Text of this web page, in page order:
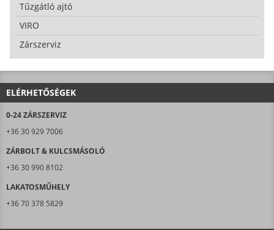
Tűzgátló ajtó
VIRO
Zárszerviz
ELÉRHETŐSÉGEK
0-24 ZÁRSZERVIZ
+36 30 929 7006
ZÁRBOLT & KULCSMÁSOLÓ
+36 30 990 8102
LAKATOSMŰHELY
+36 70 378 5829